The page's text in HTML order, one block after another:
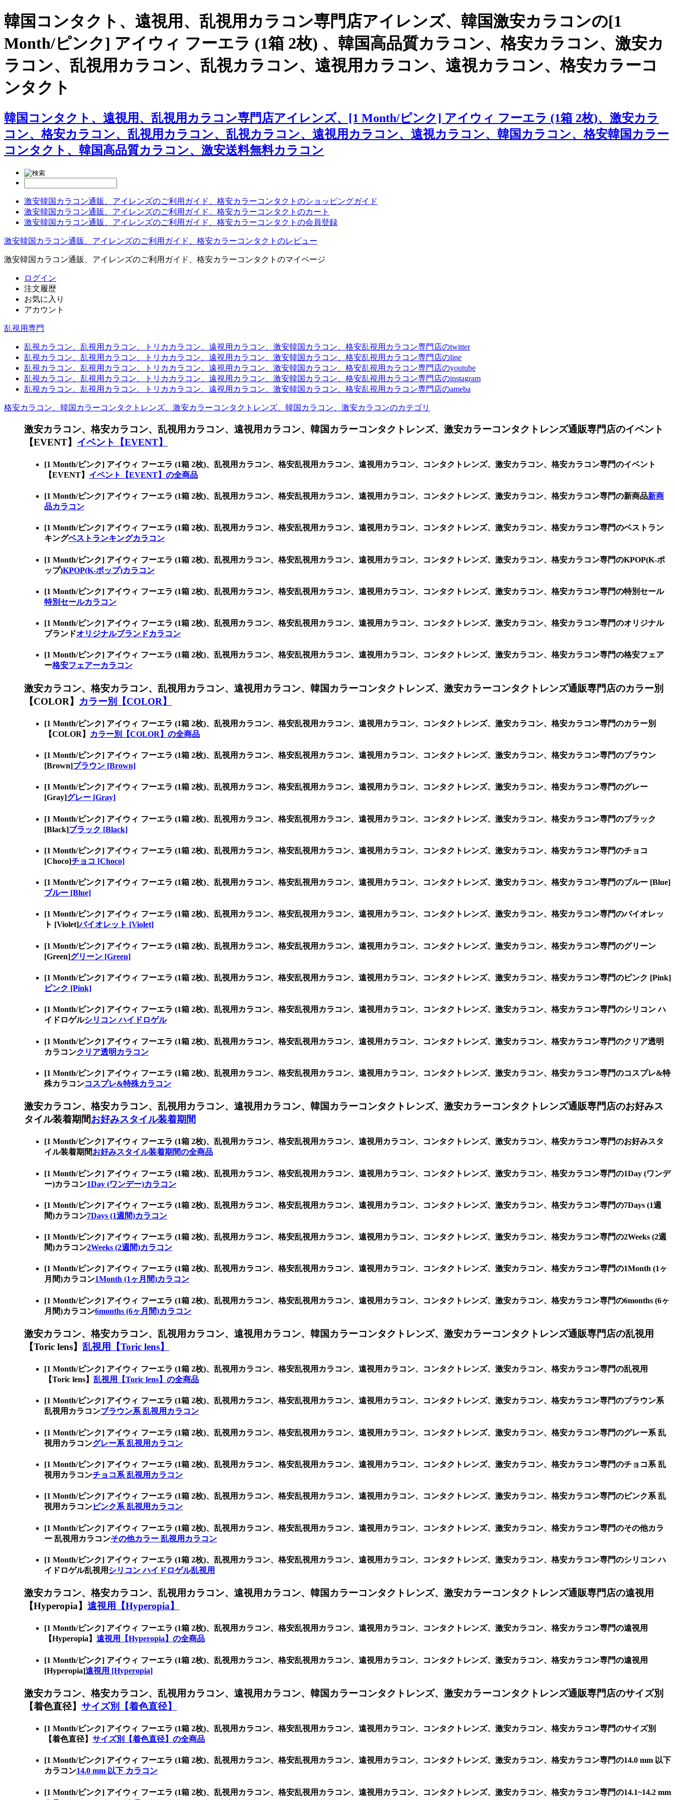
韓国コンタクト、遠視用、乱視用カラコン専門店アイレンズ、韓国激安カラコンの[1
Month/ピンク] アイウィ フーエラ (1箱 2枚) 、韓国高品質カラコン、格安カラコン、激安カ
ラコン、乱視用カラコン、乱視カラコン、遠視用カラコン、遠視カラコン、格安カラーコ
ンタクト
韓国コンタクト、遠視用、乱視用カラコン専門店アイレンズ、[1 Month/ピンク] アイウィ フーエラ (1箱 2枚)、激安カラ
コン、格安カラコン、乱視用カラコン、乱視カラコン、遠視用カラコン、遠視カラコン、韓国カラコン、格安韓国カラー
コンタクト、韓国高品質カラコン、激安送料無料カラコン
激安韓国カラコン通販、アイレンズのご利用ガイド、格安カラーコンタクトのショッピングガイド
激安韓国カラコン通販、アイレンズのご利用ガイド、格安カラーコンタクトのカート
激安韓国カラコン通販、アイレンズのご利用ガイド、格安カラーコンタクトの会員登録
激安韓国カラコン通販、アイレンズのご利用ガイド、格安カラーコンタクトのレビュー
激安韓国カラコン通販、アイレンズのご利用ガイド、格安カラーコンタクトのマイページ
ログイン
注文履歴
お気に入り
アカウント
乱視用専門
乱視カラコン、乱視用カラコン、トリカカラコン、遠視用カラコン、激安韓国カラコン、格安乱視用カラコン専門店のtwitter
乱視カラコン、乱視用カラコン、トリカカラコン、遠視用カラコン、激安韓国カラコン、格安乱視用カラコン専門店のline
乱視カラコン、乱視用カラコン、トリカカラコン、遠視用カラコン、激安韓国カラコン、格安乱視用カラコン専門店のyoutube
乱視カラコン、乱視用カラコン、トリカカラコン、遠視用カラコン、激安韓国カラコン、格安乱視用カラコン専門店のinstagram
乱視カラコン、乱視用カラコン、トリカカラコン、遠視用カラコン、激安韓国カラコン、格安乱視用カラコン専門店のameba
格安カラコン、韓国カラーコンタクトレンズ、激安カラーコンタクトレンズ、韓国カラコン、激安カラコンのカテゴリ
激安カラコン、格安カラコン、乱視用カラコン、遠視用カラコン、韓国カラーコンタクトレンズ、激安カラーコンタクトレンズ通販専門店のイベント
【EVENT】 イベント【EVENT】
[1 Month/ピンク] アイウィ フーエラ (1箱 2枚)、乱視用カラコン、格安乱視用カラコン、遠視用カラコン、コンタクトレンズ、激安カラコン、格安カラコン専門のイベント
【EVENT】 イベント【EVENT】の全商品
[1 Month/ピンク] アイウィ フーエラ (1箱 2枚)、乱視用カラコン、格安乱視用カラコン、遠視用カラコン、コンタクトレンズ、激安カラコン、格安カラコン専門の新商品新商
品カラコン
[1 Month/ピンク] アイウィ フーエラ (1箱 2枚)、乱視用カラコン、格安乱視用カラコン、遠視用カラコン、コンタクトレンズ、激安カラコン、格安カラコン専門のベストラン
キングベストランキングカラコン
[1 Month/ピンク] アイウィ フーエラ (1箱 2枚)、乱視用カラコン、格安乱視用カラコン、遠視用カラコン、コンタクトレンズ、激安カラコン、格安カラコン専門のKPOP(K-ポ
ップ)KPOP(K-ポップ)カラコン
[1 Month/ピンク] アイウィ フーエラ (1箱 2枚)、乱視用カラコン、格安乱視用カラコン、遠視用カラコン、コンタクトレンズ、激安カラコン、格安カラコン専門の特別セール
特別セールカラコン
[1 Month/ピンク] アイウィ フーエラ (1箱 2枚)、乱視用カラコン、格安乱視用カラコン、遠視用カラコン、コンタクトレンズ、激安カラコン、格安カラコン専門のオリジナル
ブランドオリジナルブランドカラコン
[1 Month/ピンク] アイウィ フーエラ (1箱 2枚)、乱視用カラコン、格安乱視用カラコン、遠視用カラコン、コンタクトレンズ、激安カラコン、格安カラコン専門の格安フェア
ー格安フェアーカラコン
激安カラコン、格安カラコン、乱視用カラコン、遠視用カラコン、韓国カラーコンタクトレンズ、激安カラーコンタクトレンズ通販専門店のカラー別
【COLOR】 カラー別【COLOR】
[1 Month/ピンク] アイウィ フーエラ (1箱 2枚)、乱視用カラコン、格安乱視用カラコン、遠視用カラコン、コンタクトレンズ、激安カラコン、格安カラコン専門のカラー別
【COLOR】
カラー別【COLOR】の全商品
[1 Month/ピンク] アイウィ フーエラ (1箱 2枚)、乱視用カラコン、格安乱視用カラコン、遠視用カラコン、コンタクトレンズ、激安カラコン、格安カラコン専門のブラウン
[Brown]ブラウン [Brown]
[1 Month/ピンク] アイウィ フーエラ (1箱 2枚)、乱視用カラコン、格安乱視用カラコン、遠視用カラコン、コンタクトレンズ、激安カラコン、格安カラコン専門のグレー
[Gray]グレー [Gray]
[1 Month/ピンク] アイウィ フーエラ (1箱 2枚)、乱視用カラコン、格安乱視用カラコン、遠視用カラコン、コンタクトレンズ、激安カラコン、格安カラコン専門のブラック
[Black]ブラック [Black]
[1 Month/ピンク] アイウィ フーエラ (1箱 2枚)、乱視用カラコン、格安乱視用カラコン、遠視用カラコン、コンタクトレンズ、激安カラコン、格安カラコン専門のチョコ
[Choco]チョコ [Choco]
[1 Month/ピンク] アイウィ フーエラ (1箱 2枚)、乱視用カラコン、格安乱視用カラコン、遠視用カラコン、コンタクトレンズ、激安カラコン、格安カラコン専門のブルー [Blue]
ブルー [Blue]
[1 Month/ピンク] アイウィ フーエラ (1箱 2枚)、乱視用カラコン、格安乱視用カラコン、遠視用カラコン、コンタクトレンズ、激安カラコン、格安カラコン専門のバイオレッ
ト [Violet]バイオレット [Violet]
[1 Month/ピンク] アイウィ フーエラ (1箱 2枚)、乱視用カラコン、格安乱視用カラコン、遠視用カラコン、コンタクトレンズ、激安カラコン、格安カラコン専門のグリーン
[Green]グリーン [Green]
[1 Month/ピンク] アイウィ フーエラ (1箱 2枚)、乱視用カラコン、格安乱視用カラコン、遠視用カラコン、コンタクトレンズ、激安カラコン、格安カラコン専門のピンク [Pink]
ピンク [Pink]
[1 Month/ピンク] アイウィ フーエラ (1箱 2枚)、乱視用カラコン、格安乱視用カラコン、遠視用カラコン、コンタクトレンズ、激安カラコン、格安カラコン専門のシリコン ハ
イドロゲルシリコン ハイドロゲル
[1 Month/ピンク] アイウィ フーエラ (1箱 2枚)、乱視用カラコン、格安乱視用カラコン、遠視用カラコン、コンタクトレンズ、激安カラコン、格安カラコン専門のクリア透明
カラコンクリア透明カラコン
[1 Month/ピンク] アイウィ フーエラ (1箱 2枚)、乱視用カラコン、格安乱視用カラコン、遠視用カラコン、コンタクトレンズ、激安カラコン、格安カラコン専門のコスプレ&特
殊カラコンコスプレ&特殊カラコン
激安カラコン、格安カラコン、乱視用カラコン、遠視用カラコン、韓国カラーコンタクトレンズ、激安カラーコンタクトレンズ通販専門店のお好みス
タイル装着期間お好みスタイル装着期間
[1 Month/ピンク] アイウィ フーエラ (1箱 2枚)、乱視用カラコン、格安乱視用カラコン、遠視用カラコン、コンタクトレンズ、激安カラコン、格安カラコン専門のお好みスタ
イル装着期間お好みスタイル装着期間の全商品
[1 Month/ピンク] アイウィ フーエラ (1箱 2枚)、乱視用カラコン、格安乱視用カラコン、遠視用カラコン、コンタクトレンズ、激安カラコン、格安カラコン専門の1Day (ワンデ
ー)カラコン1Day (ワンデー)カラコン
[1 Month/ピンク] アイウィ フーエラ (1箱 2枚)、乱視用カラコン、格安乱視用カラコン、遠視用カラコン、コンタクトレンズ、激安カラコン、格安カラコン専門の7Days (1週
間)カラコン7Days (1週間)カラコン
[1 Month/ピンク] アイウィ フーエラ (1箱 2枚)、乱視用カラコン、格安乱視用カラコン、遠視用カラコン、コンタクトレンズ、激安カラコン、格安カラコン専門の2Weeks (2週
間)カラコン2Weeks (2週間)カラコン
[1 Month/ピンク] アイウィ フーエラ (1箱 2枚)、乱視用カラコン、格安乱視用カラコン、遠視用カラコン、コンタクトレンズ、激安カラコン、格安カラコン専門の1Month (1ヶ
月間)カラコン1Month (1ヶ月間)カラコン
[1 Month/ピンク] アイウィ フーエラ (1箱 2枚)、乱視用カラコン、格安乱視用カラコン、遠視用カラコン、コンタクトレンズ、激安カラコン、格安カラコン専門の6months (6ヶ
月間)カラコン6months (6ヶ月間)カラコン
激安カラコン、格安カラコン、乱視用カラコン、遠視用カラコン、韓国カラーコンタクトレンズ、激安カラーコンタクトレンズ通販専門店の乱視用
【Toric lens】 乱視用【Toric lens】
[1 Month/ピンク] アイウィ フーエラ (1箱 2枚)、乱視用カラコン、格安乱視用カラコン、遠視用カラコン、コンタクトレンズ、激安カラコン、格安カラコン専門の乱視用
【Toric lens】 乱視用【Toric lens】の全商品
[1 Month/ピンク] アイウィ フーエラ (1箱 2枚)、乱視用カラコン、格安乱視用カラコン、遠視用カラコン、コンタクトレンズ、激安カラコン、格安カラコン専門のブラウン系
乱視用カラコンブラウン系 乱視用カラコン
[1 Month/ピンク] アイウィ フーエラ (1箱 2枚)、乱視用カラコン、格安乱視用カラコン、遠視用カラコン、コンタクトレンズ、激安カラコン、格安カラコン専門のグレー系 乱
視用カラコングレー系 乱視用カラコン
[1 Month/ピンク] アイウィ フーエラ (1箱 2枚)、乱視用カラコン、格安乱視用カラコン、遠視用カラコン、コンタクトレンズ、激安カラコン、格安カラコン専門のチョコ系 乱
視用カラコンチョコ系 乱視用カラコン
[1 Month/ピンク] アイウィ フーエラ (1箱 2枚)、乱視用カラコン、格安乱視用カラコン、遠視用カラコン、コンタクトレンズ、激安カラコン、格安カラコン専門のピンク系 乱
視用カラコンピンク系 乱視用カラコン
[1 Month/ピンク] アイウィ フーエラ (1箱 2枚)、乱視用カラコン、格安乱視用カラコン、遠視用カラコン、コンタクトレンズ、激安カラコン、格安カラコン専門のその他カラ
ー 乱視用カラコンその他カラー 乱視用カラコン
[1 Month/ピンク] アイウィ フーエラ (1箱 2枚)、乱視用カラコン、格安乱視用カラコン、遠視用カラコン、コンタクトレンズ、激安カラコン、格安カラコン専門のシリコン ハ
イドロゲル乱視用 シリコン ハイドロゲル乱視用
激安カラコン、格安カラコン、乱視用カラコン、遠視用カラコン、韓国カラーコンタクトレンズ、激安カラーコンタクトレンズ通販専門店の遠視用
【Hyperopia】 遠視用【Hyperopia】
[1 Month/ピンク] アイウィ フーエラ (1箱 2枚)、乱視用カラコン、格安乱視用カラコン、遠視用カラコン、コンタクトレンズ、激安カラコン、格安カラコン専門の遠視用
【Hyperopia】 遠視用【Hyperopia】の全商品
[1 Month/ピンク] アイウィ フーエラ (1箱 2枚)、乱視用カラコン、格安乱視用カラコン、遠視用カラコン、コンタクトレンズ、激安カラコン、格安カラコン専門の遠視用
[Hyperopia]遠視用 [Hyperopia]
激安カラコン、格安カラコン、乱視用カラコン、遠視用カラコン、韓国カラーコンタクトレンズ、激安カラーコンタクトレンズ通販専門店のサイズ別
【着色直径】 サイズ別【着色直径】
[1 Month/ピンク] アイウィ フーエラ (1箱 2枚)、乱視用カラコン、格安乱視用カラコン、遠視用カラコン、コンタクトレンズ、激安カラコン、格安カラコン専門のサイズ別
【着色直径】 サイズ別【着色直径】の全商品
[1 Month/ピンク] アイウィ フーエラ (1箱 2枚)、乱視用カラコン、格安乱視用カラコン、遠視用カラコン、コンタクトレンズ、激安カラコン、格安カラコン専門の14.0 mm 以下
カラコン14.0 mm 以下 カラコン
[1 Month/ピンク] アイウィ フーエラ (1箱 2枚)、乱視用カラコン、格安乱視用カラコン、遠視用カラコン、コンタクトレンズ、激安カラコン、格安カラコン専門の14.1~14.2 mm